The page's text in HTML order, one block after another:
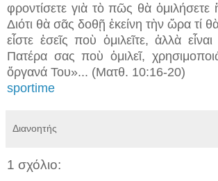
φροντίσετε γιὰ τὸ πῶς θὰ ὁμιλήσετε
Διότι θὰ σᾶς δοθῇ ἐκείνη τὴν ὥρα τί θὰ
εἶστε ἐσεῖς ποὺ ὁμιλεῖτε, ἀλλὰ
Πατέρα σας ποὺ ὁμιλεῖ,
ὄργανά Του»... (Ματθ. 10:16-20)
sportime
Διανοητής
1 σχόλιο: